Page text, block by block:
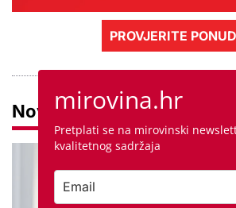
PROVJERITE
Novostimirovina.hr
Pretplati se na mirovinski
kvalitetnog sadržaja